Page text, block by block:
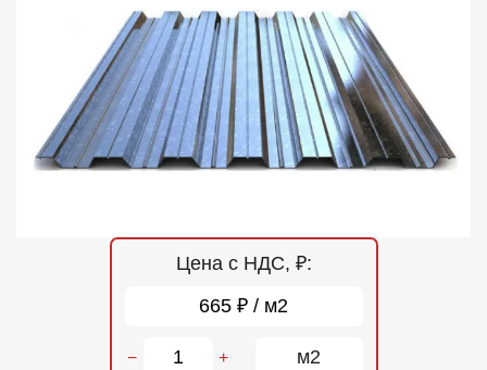
Контакты
Цена с НДС, ₽:
665 ₽ / м2
− + м2